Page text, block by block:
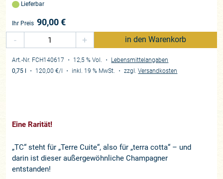
Lieferbar
Ihr Preis 90,00€
-
+ in den Warenkorb
Art.-Nr. FCH140617 ・ 12,5 % Vol. ・ Lebensmittelangaben
0,75 l
・ 120,00 €/l ・ inkl. 19 % MwSt. ・zzgl.Versandkosten
Eine Rarität!
„TC“ steht für „Terre Cuite“, also für „terra cotta“ – und
darin ist dieser außergewöhnliche Champagner
entstanden!